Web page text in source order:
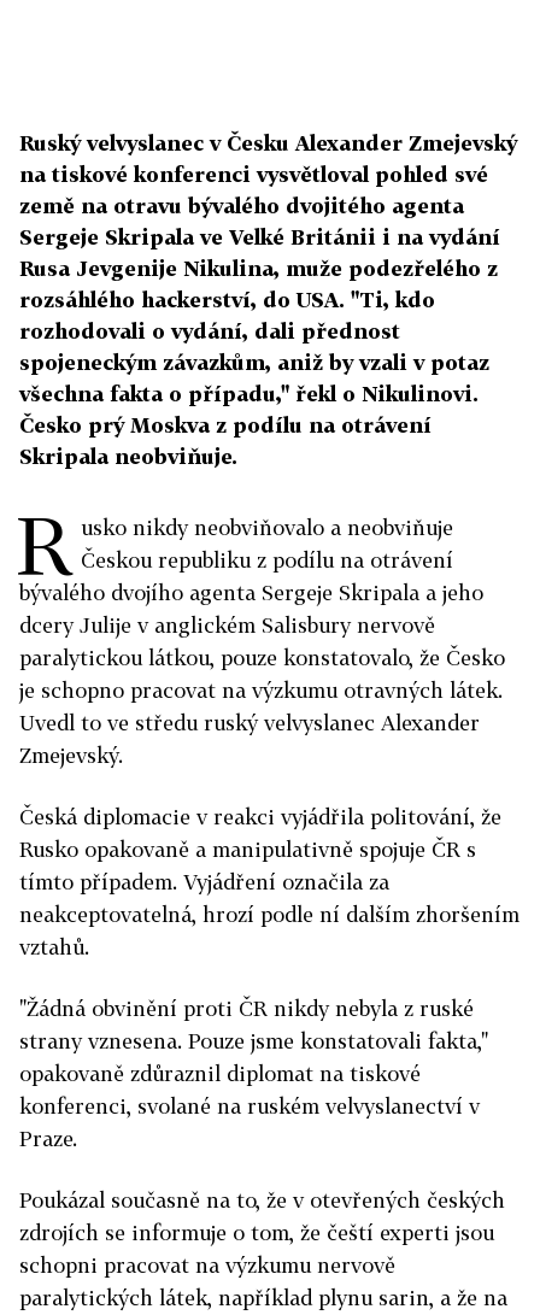
Ruský velvyslanec v Česku Alexander Zmejevský
na tiskové konferenci vysvětloval pohled své
země na otravu bývalého dvojitého agenta
Sergeje Skripala ve Velké Británii i na vydání
Rusa Jevgenije Nikulina, muže podezřelého z
rozsáhlého hackerství, do USA. "Ti, kdo
rozhodovali o vydání, dali přednost
spojeneckým závazkům, aniž by vzali v potaz
všechna fakta o případu," řekl o Nikulinovi.
Česko prý Moskva z podílu na otrávení
Skripala neobviňuje.
R usko nikdy neobviňovalo a neobviňuje
Českou republiku z podílu na otrávení
bývalého dvojího agenta Sergeje Skripala a jeho
dcery Julije v anglickém Salisbury nervově
paralytickou látkou, pouze konstatovalo, že Česko
je schopno pracovat na výzkumu otravných látek.
Uvedl to ve středu ruský velvyslanec Alexander
Zmejevský.
Česká diplomacie v reakci vyjádřila politování, že
Rusko opakovaně a manipulativně spojuje ČR s
tímto případem. Vyjádření označila za
neakceptovatelná, hrozí podle ní dalším zhoršením
vztahů.
"Žádná obvinění proti ČR nikdy nebyla z ruské
strany vznesena. Pouze jsme konstatovali fakta,"
opakovaně zdůraznil diplomat na tiskové
konferenci, svolané na ruském velvyslanectví v
Praze.
Poukázal současně na to, že v otevřených českých
zdrojích se informuje o tom, že čeští experti jsou
schopni pracovat na výzkumu nervově
paralytických látek, například plynu sarin, a že na